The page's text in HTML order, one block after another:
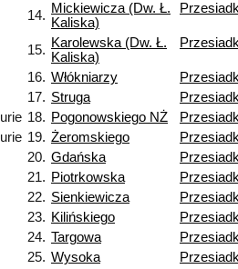
14. Mickiewicza (Dw. Ł.
Kaliska)
15. Karolewska (Dw. Ł.
Kaliska)
16. Włókniarzy
17. Struga
18. Pogonowskiego NŻ
19. Żeromskiego
20. Gdańska
21. Piotrkowska
22. Sienkiewicza
23. Kilińskiego
24. Targowa
25. Wysoka